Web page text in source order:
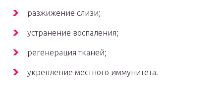
разжижение слизи;
устранение воспаления;
регенерация тканей;
укрепление местного иммунитета.